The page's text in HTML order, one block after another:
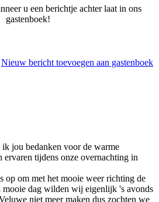
u een berichtje achter laat in ons
gastenboek!
Nieuw bericht toevoegen aan gastenboek
jou bedanken voor de warme
tijdens onze overnachting in
op om met het mooie weer richting de
mooie dag wilden wij eigenlijk 's avonds
niet meer maken dus zochten we